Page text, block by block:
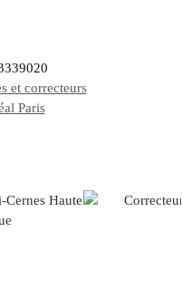
et correcteurs
Paris